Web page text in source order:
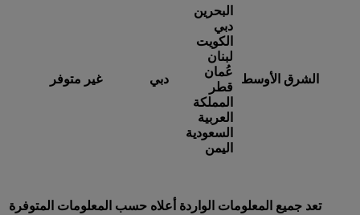
الشرق الأوسط
البحرين
دبي
الكويت
لبنان
عُمان
قطر
المملكة
العربية
السعودية
اليمن
دبي غير متوفر
تعد جميع المعلومات الواردة أعلاه حسب المعلومات المتوفرة